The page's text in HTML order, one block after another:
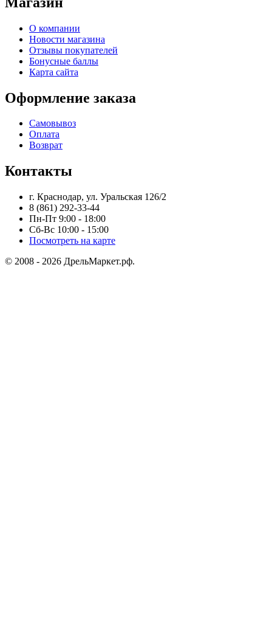
О компании
Новости магазина
Отзывы покупателей
Бонусные баллы
Карта сайта
Оформление заказа
Самовывоз
Оплата
Возврат
Контакты
г. Краснодар, ул. Уральская 126/2
8 (861) 292-33-44
Пн-Пт 9:00 - 18:00
Сб-Вс 10:00 - 15:00
Посмотреть на карте
© 2008 - 2026 ДрельМаркет.рф.